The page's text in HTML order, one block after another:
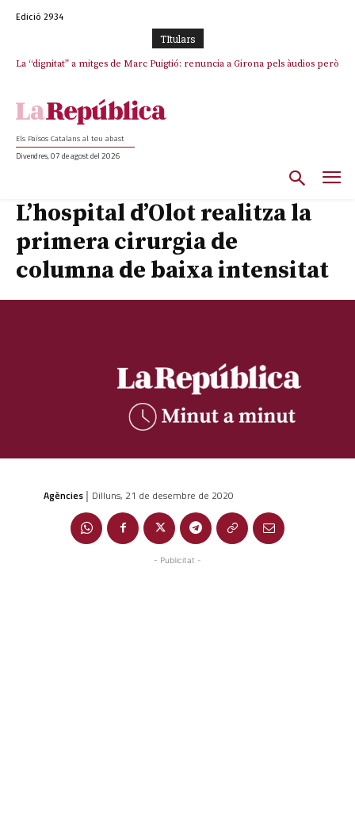
Edició 2934
TItulars
La “dignitat” a mitges de Marc Puigtió: renuncia a Girona pels àudios però
Els Països Catalans al teu abast
Divendres, 07 de agost del 2026
L’hospital d’Olot realitza la
primera cirurgia de
columna de baixa intensitat
Agències | Dilluns, 21 de desembre de 2020
- Publicitat -